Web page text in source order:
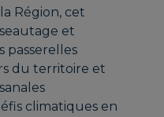
Région, cet
et
passerelles
du territoire et
climatiques en